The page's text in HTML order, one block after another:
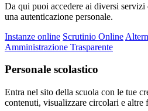
Da qui puoi accedere ai diversi
una autenticazione personale.
Instanze online Scrutinio Online
Amministrazione Trasparente
Personale scolastico
Entra nel sito della scuola con le tue
contenuti, visualizzare circolari e altre